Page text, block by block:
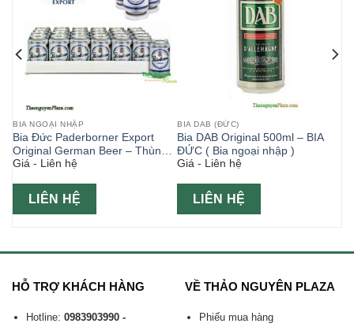
BIA NGOẠI NHẬP
Bia Đức Paderborner Export
Original German Beer – Thùng
24 lon 330ml
Giá - Liên hệ
LIÊN HỆ
BIA DAB (ĐỨC)
Bia DAB Original 500ml – BIA
ĐỨC ( Bia ngoại nhập )
Giá - Liên hệ
LIÊN HỆ
HỖ TRỢ KHÁCH HÀNG
Hotline: 0983903990 -
VỀ THẢO NGUYÊN PLAZA
Phiếu mua hàng